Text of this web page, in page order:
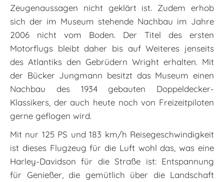
Zeugenaussagen nicht geklärt ist. Zudem erhob
sich der im Museum stehende Nachbau im Jahre
2006 nicht vom Boden. Der Titel des ersten
Motorflugs bleibt daher bis auf Weiteres jenseits
des Atlantiks den Gebrüdern Wright erhalten. Mit
der Bücker Jungmann besitzt das Museum einen
Nachbau des 1934 gebauten Doppeldecker-
Klassikers, der auch heute noch von Freizeitpiloten
gerne geflogen wird.
Mit nur 125 PS und 183 km/h Reisegeschwindigkeit
ist dieses Flugzeug für die Luft wohl das, was eine
Harley-Davidson für die Straße ist: Entspannung
für Genießer, die gemütlich über die Landschaft